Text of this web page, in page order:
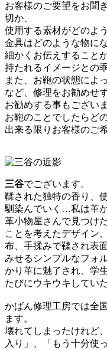
お客様のご要望をお聞
切か、
使用する素材がどのよ
金具はどのような物に
細かくお伝えすること
持たれるイメージとの
また、お鞄の状態によ
など、修理をお勧めせ
お勧めする事もございま
お鞄のことでしたらど
出来る限りお客様のご
三谷でございます。
鞣された独特の香り、
馴染んでいく…私は革が
革小物屋さんで見つけ
ことを考えたデザイン
布、手揉みで鞣され表
みせるシンプルなフォ
かり革に魅了され、学
たびにウキウキしてい
かばん修理工房では全
ます。
壊れてしまったけれど
入り」、「もう十分使